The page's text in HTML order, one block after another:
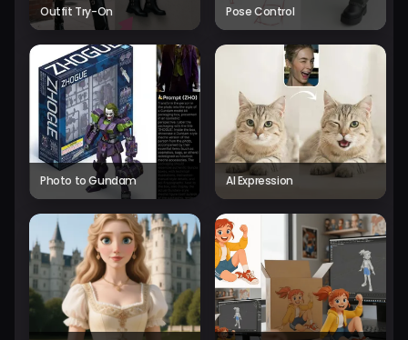
Outfit Try-On Pose Control
Photo to Gundam AI Expression